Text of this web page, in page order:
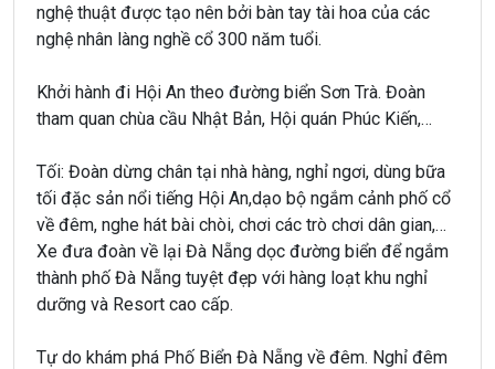
nghệ thuật được tạo nên bởi bàn tay tài hoa của các
nghệ nhân làng nghề cổ 300 năm tuổi.
Khởi hành đi Hội An theo đường biển Sơn Trà. Đoàn
tham quan chùa cầu Nhật Bản, Hội quán Phúc Kiến,…
Tối: Đoàn dừng chân tại nhà hàng, nghỉ ngơi, dùng bữa
tối đặc sản nổi tiếng Hội An,dạo bộ ngắm cảnh phố cổ
về đêm, nghe hát bài chòi, chơi các trò chơi dân gian,…
Xe đưa đoàn về lại Đà Nẵng dọc đường biển để ngắm
thành phố Đà Nẵng tuyệt đẹp với hàng loạt khu nghỉ
dưỡng và Resort cao cấp.
Tự do khám phá Phố Biển Đà Nẵng về đêm. Nghỉ đêm